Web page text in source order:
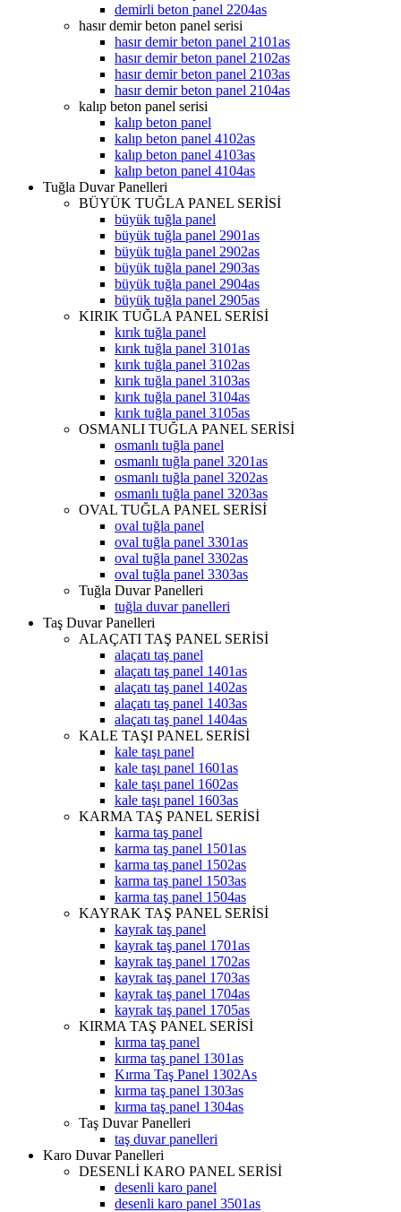
demirli beton panel 2204as
hasır demir beton panel serisi
hasır demir beton panel 2101as
hasır demir beton panel 2102as
hasır demir beton panel 2103as
hasır demir beton panel 2104as
kalıp beton panel serisi
kalıp beton panel
kalıp beton panel 4102as
kalıp beton panel 4103as
kalıp beton panel 4104as
Tuğla Duvar Panelleri
BÜYÜK TUĞLA PANEL SERİSİ
büyük tuğla panel
büyük tuğla panel 2901as
büyük tuğla panel 2902as
büyük tuğla panel 2903as
büyük tuğla panel 2904as
büyük tuğla panel 2905as
KIRIK TUĞLA PANEL SERİSİ
kırık tuğla panel
kırık tuğla panel 3101as
kırık tuğla panel 3102as
kırık tuğla panel 3103as
kırık tuğla panel 3104as
kırık tuğla panel 3105as
OSMANLI TUĞLA PANEL SERİSİ
osmanlı tuğla panel
osmanlı tuğla panel 3201as
osmanlı tuğla panel 3202as
osmanlı tuğla panel 3203as
OVAL TUĞLA PANEL SERİSİ
oval tuğla panel
oval tuğla panel 3301as
oval tuğla panel 3302as
oval tuğla panel 3303as
Tuğla Duvar Panelleri
tuğla duvar panelleri
Taş Duvar Panelleri
ALAÇATI TAŞ PANEL SERİSİ
alaçatı taş panel
alaçatı taş panel 1401as
alaçatı taş panel 1402as
alaçatı taş panel 1403as
alaçatı taş panel 1404as
KALE TAŞI PANEL SERİSİ
kale taşı panel
kale taşı panel 1601as
kale taşı panel 1602as
kale taşı panel 1603as
KARMA TAŞ PANEL SERİSİ
karma taş panel
karma taş panel 1501as
karma taş panel 1502as
karma taş panel 1503as
karma taş panel 1504as
KAYRAK TAŞ PANEL SERİSİ
kayrak taş panel
kayrak taş panel 1701as
kayrak taş panel 1702as
kayrak taş panel 1703as
kayrak taş panel 1704as
kayrak taş panel 1705as
KIRMA TAŞ PANEL SERİSİ
kırma taş panel
kırma taş panel 1301as
Kırma Taş Panel 1302As
kırma taş panel 1303as
kırma taş panel 1304as
Taş Duvar Panelleri
taş duvar panelleri
Karo Duvar Panelleri
DESENLİ KARO PANEL SERİSİ
desenli karo panel
desenli karo panel 3501as